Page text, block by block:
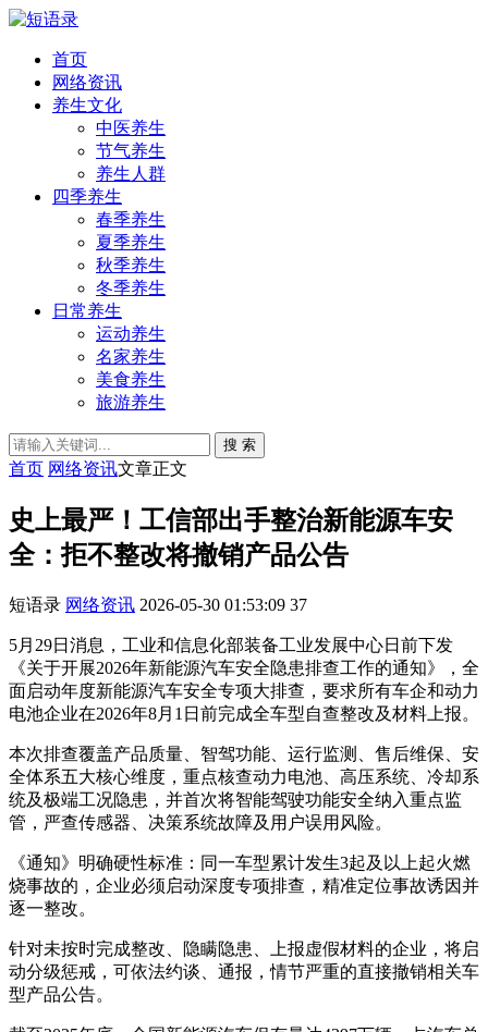
首页
网络资讯
养生文化
中医养生
节气养生
养生人群
四季养生
春季养生
夏季养生
秋季养生
冬季养生
日常养生
运动养生
名家养生
美食养生
旅游养生
搜 索
首页 网络资讯文章正文
史上最严！工信部出手整治新能源车安
全：拒不整改将撤销产品公告
短语录 网络资讯 2026-05-30 01:53:09 37
5月29日消息，工业和信息化部装备工业发展中心日前下发
《关于开展2026年新能源汽车安全隐患排查工作的通知》，全
面启动年度新能源汽车安全专项大排查，要求所有车企和动力
电池企业在2026年8月1日前完成全车型自查整改及材料上报。
本次排查覆盖产品质量、智驾功能、运行监测、售后维保、安
全体系五大核心维度，重点核查动力电池、高压系统、冷却系
统及极端工况隐患，并首次将智能驾驶功能安全纳入重点监
管，严查传感器、决策系统故障及用户误用风险。
《通知》明确硬性标准：同一车型累计发生3起及以上起火燃
烧事故的，企业必须启动深度专项排查，精准定位事故诱因并
逐一整改。
针对未按时完成整改、隐瞒隐患、上报虚假材料的企业，将启
动分级惩戒，可依法约谈、通报，情节严重的直接撤销相关车
型产品公告。